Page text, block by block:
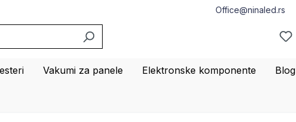
Office@ninaled.rs
Vakumi za panele Elektronske komponente Blog